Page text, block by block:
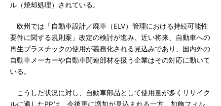
ル（焼却処理）されている。
欧州では「自動車設計／廃車（ELV）管理における持続可能性
要件に関する規則案」改定の検討が進み、近い将来、自動車への
再生プラスチックの使用が義務化される見込みであり、国内外の
自動車メーカーや自動車関連部材を扱う企業はその対応に動いて
いる。
こうした状況に対し、自動車部品として使用量が多くリサイク
ルに適したPPは、今後更に増加が見込まれる一方、加飾フィル